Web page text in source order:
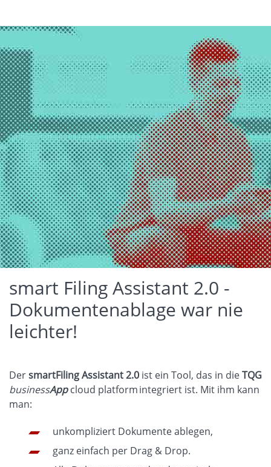
smart Filing Assistant 2.0 -
Dokumentenablage war nie
leichter!
DersmartFiling Assistant 2.0 ist ein Tool, das in dieTQG
businessAppcloud platformintegriert ist. Mit ihm kann
man:
unkompliziert Dokumente ablegen,
ganz einfach per Drag & Drop.